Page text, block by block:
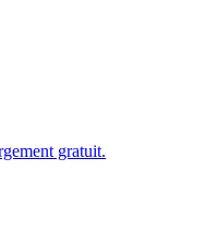
gratuit.